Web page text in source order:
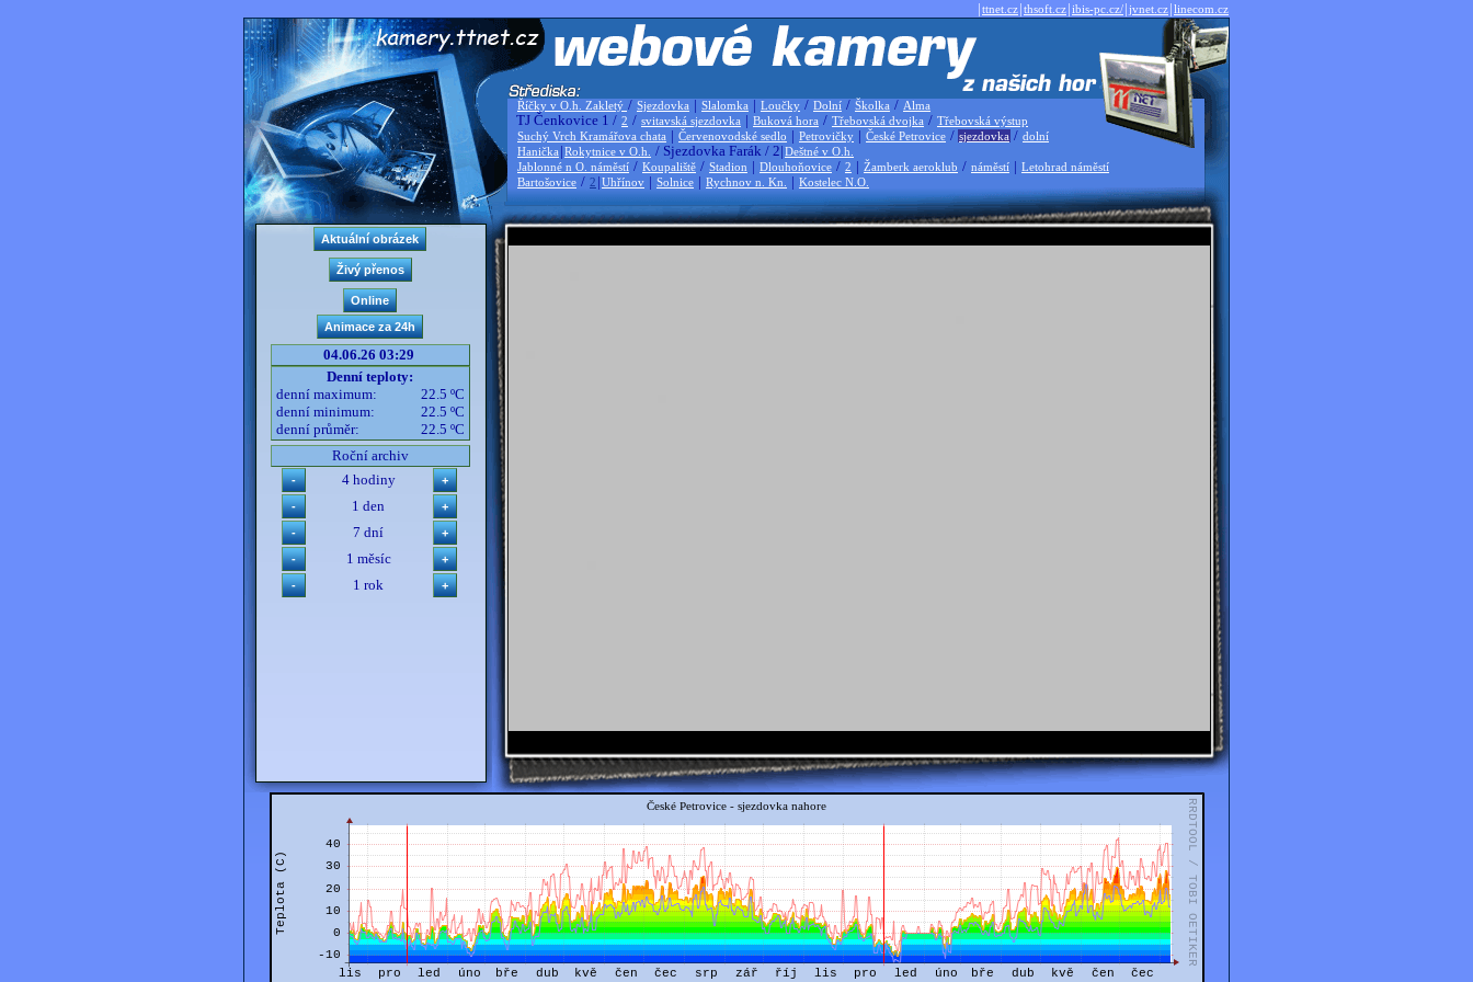
|ttnet.cz|thsoft.cz|ibis-pc.cz/|jvnet.cz|linecom.cz
Říčky v O.h. Zakletý / Sjezdovka | Slalomka | Loučky / Dolní / Školka / Alma
TJ Čenkovice 1 / 2 / svitavská sjezdovka | Buková hora / Třebovská dvojka / Třebovská výstup
Suchý Vrch Kramářova chata | Červenovodské sedlo | Petrovičky | České Petrovice / sjezdovka / dolní
Hanička |Rokytnice v O.h. / Sjezdovka Farák / 2|Deštné v O.h.
Jablonné n O. náměstí / Koupaliště / Stadion | Dlouhoňovice / 2 | Žamberk aeroklub / náměstí | Letohrad náměstí
Bartošovice / 2 |Uhřínov | Solnice | Rychnov n. Kn. | Kostelec N.O.
04.06.26 03:29
Denní teploty:
denní maximum:
22.5 ºC
denní minimum:
22.5 ºC
denní průměr:
22.5 ºC
Roční archiv
4 hodiny
1 den
7 dní
1 měsíc
1 rok